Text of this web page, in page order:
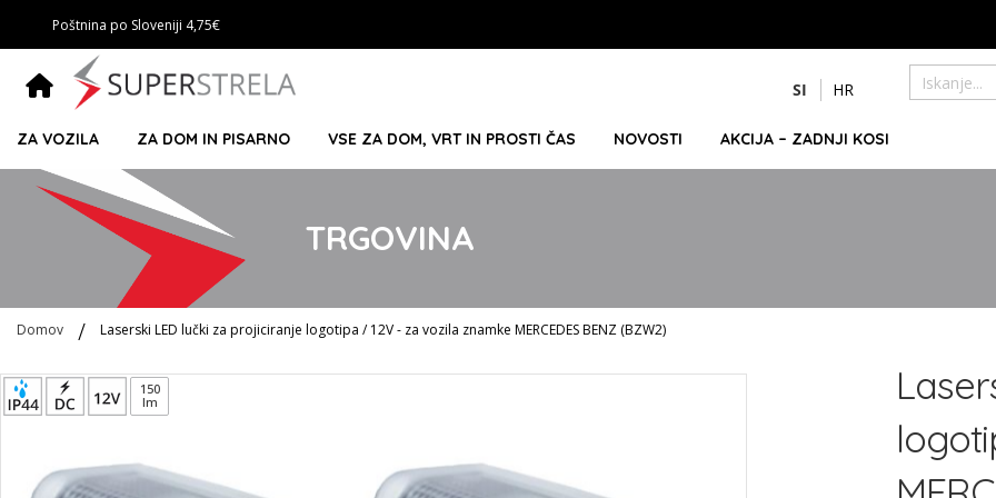
Poštnina po Sloveniji 4,75€
na
SI HR
ZA VOZILA ZA DOM IN PISARNO VSE ZA DOM, VRT IN PROSTI ČAS NOVOSTI AKCIJA – ZADNJI KOSI
TRGOVINA
Domov Laserski LED lučki za projiciranje logotipa / 12V - za vozila znamke MERCEDES BENZ (BZW2)
Preskoči
na
150
lm